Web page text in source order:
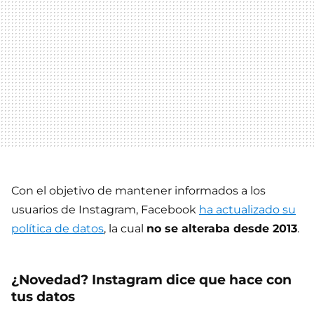
Con el objetivo de mantener informados a los
usuarios de Instagram, Facebook ha actualizado su
política de datos, la cual no se alteraba desde 2013.
¿Novedad? Instagram dice que hace con
tus datos